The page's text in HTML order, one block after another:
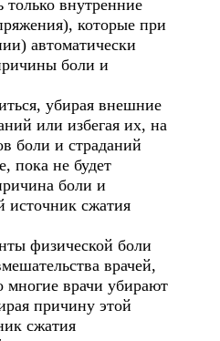
внутренние
которые при
автоматически
боли и
убирая внешние
или избегая их, на
боли и страданий
пока не будет
боли и
источник сжатия
физической боли
врачей,
врачи убирают
причину этой
сжатия